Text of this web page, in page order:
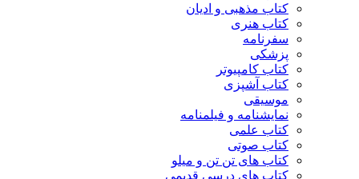
کتاب مذهبی و ادیان
کتاب هنری
سفرنامه
پزشکی
کتاب کامپیوتر
کتاب آشپزی
موسیقی
نمایشنامه و فیلمنامه
کتاب علمی
کتاب صوتی
کتاب های تن تن و میلو
کتاب های درسی قدیمی